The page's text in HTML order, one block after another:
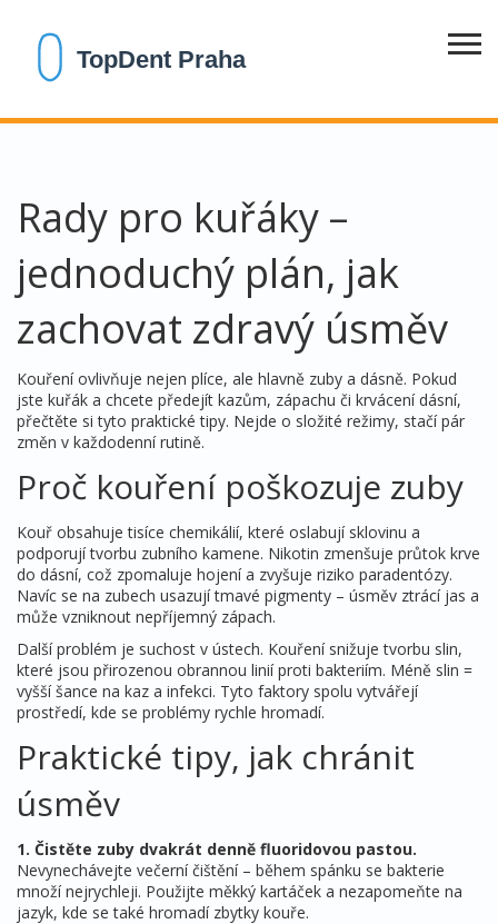
Rady pro kuřáky –
jednoduchý plán, jak
zachovat zdravý úsměv
Kouření ovlivňuje nejen plíce, ale hlavně zuby a dásně. Pokud
jste kuřák a chcete předejít kazům, zápachu či krvácení dásní,
přečtěte si tyto praktické tipy. Nejde o složité režimy, stačí pár
změn v každodenní rutině.
Proč kouření poškozuje zuby
Kouř obsahuje tisíce chemikálií, které oslabují sklovinu a
podporují tvorbu zubního kamene. Nikotin zmenšuje průtok krve
do dásní, což zpomaluje hojení a zvyšuje riziko paradentózy.
Navíc se na zubech usazují tmavé pigmenty – úsměv ztrácí jas a
může vzniknout nepříjemný zápach.
Další problém je suchost v ústech. Kouření snižuje tvorbu slin,
které jsou přirozenou obrannou linií proti bakteriím. Méně slin =
vyšší šance na kaz a infekci. Tyto faktory spolu vytvářejí
prostředí, kde se problémy rychle hromadí.
Praktické tipy, jak chránit
úsměv
1. Čistěte zuby dvakrát denně fluoridovou pastou.
Nevynechávejte večerní čištění – během spánku se bakterie
množí nejrychleji. Použijte měkký kartáček a nezapomeňte na
jazyk, kde se také hromadí zbytky kouře.